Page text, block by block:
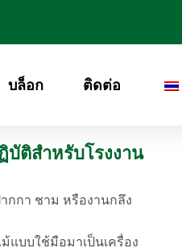
บล็อก ติดต่อ
บัติสำหรับโรงงาน
กกา ชาม หรืองานกลึง
แบบใช้มือมาเป็นเครื่อง